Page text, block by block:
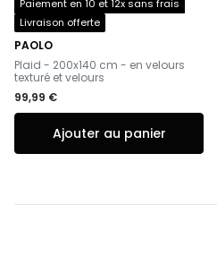
Paiement en 10 et 12x sans frais
Livraison offerte
PAOLO
-
Plaid - 200x140 cm - en velours
texturé et velours
99,99 €
Ajouter au panier